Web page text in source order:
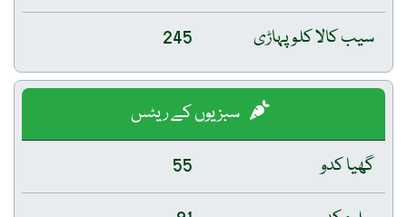
سیب کالا کلو پہاڑی
245
سبزیوں کے ریٹس
گھیا کدو
55